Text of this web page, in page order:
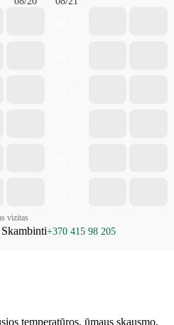
vizitas
+370 415 98 205
temperatūros, ūmaus skausmo,